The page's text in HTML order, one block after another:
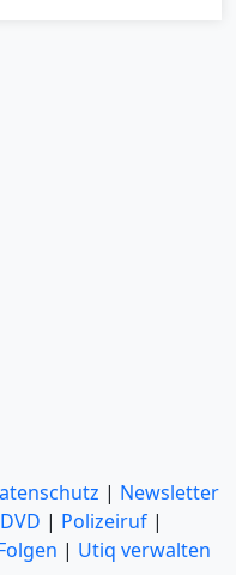
| Newsletter
DVD | Polizeiruf |
| Utiq verwalten